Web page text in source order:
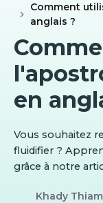
Comment
anglais ?
en
Vous souhaitez
fluidifier ?
grâce à notre
Khady Thiam